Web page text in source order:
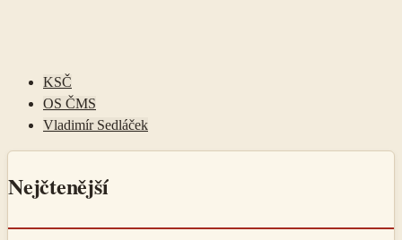
KSČ
OS ČMS
Vladimír Sedláček
Nejčtenější